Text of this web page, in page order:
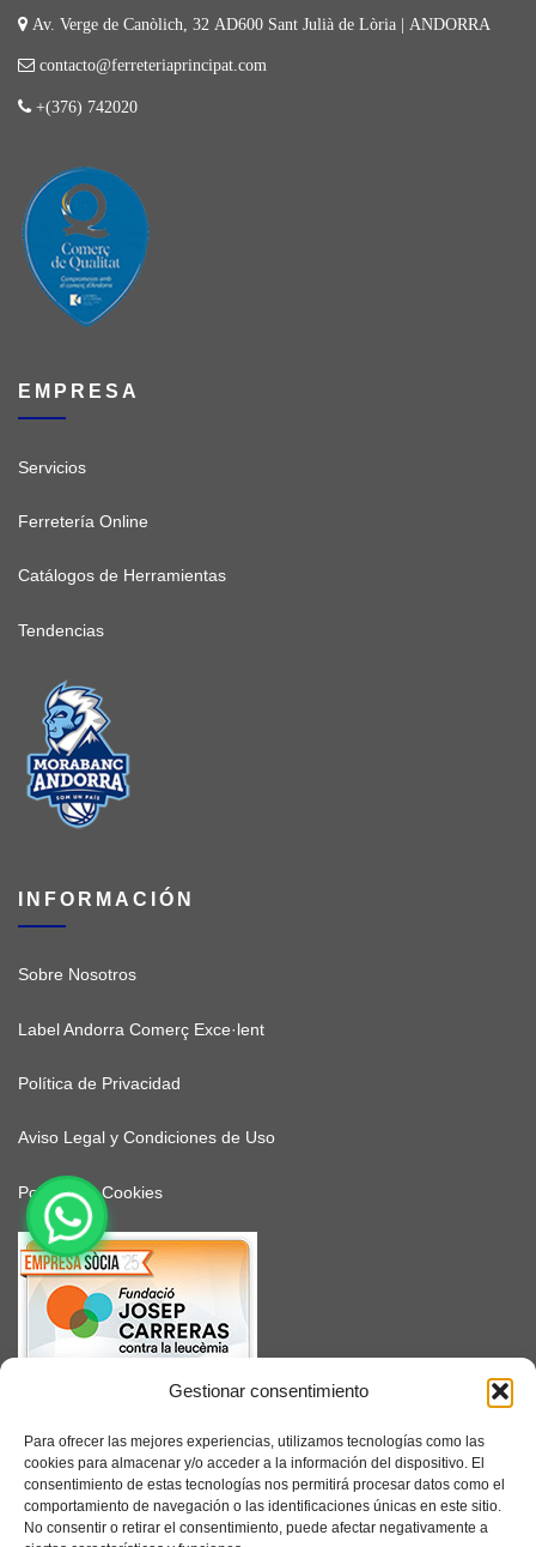
Gestionar consentimiento
Para ofrecer las mejores experiencias, utilizamos tecnologías como las
cookies para almacenar y/o acceder a la información del dispositivo. El
consentimiento de estas tecnologías nos permitirá procesar datos como el
comportamiento de navegación o las identificaciones únicas en este sitio.
No consentir o retirar el consentimiento, puede afectar negativamente a
Av. Verge de Canòlich, 32 AD600 Sant Julià de Lòria | ANDORRA
contacto@ferreteriaprincipat.com
+(376) 742020
EMPRESA
Servicios
Ferretería Online
Catálogos de Herramientas
Tendencias
INFORMACIÓN
Sobre Nosotros
Label Andorra Comerç Exce·lent
Política de Privacidad
Aviso Legal y Condiciones de Uso
Política de Cookies
SUSCRÍBETE